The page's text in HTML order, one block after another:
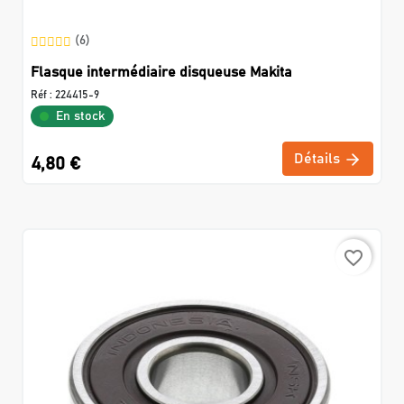
(6)
Flasque intermédiaire disqueuse Makita
Réf : 224415-9
En stock
4,80 € Détails
favorite_border